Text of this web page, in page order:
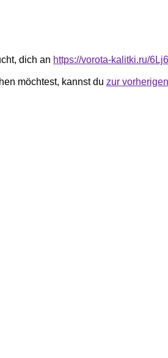
dich an https://vorota-kalitki.ru/
möchtest, kannst du zur